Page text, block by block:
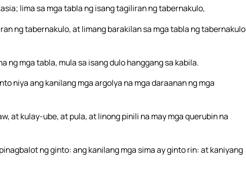
lima sa mga tabla ng isang tagiliran ng tabernakulo,
ng tabernakulo, at limang barakilan sa mga tabla ng tabernakulo
ng mga tabla, mula sa isang dulo hanggang sa kabila.
niya ang kanilang mga argolya na mga daraanan ng mga
at kulay-ube, at pula, at linong pinili na may mga querubin na
ng ginto: ang kanilang mga sima ay ginto rin: at kaniyang